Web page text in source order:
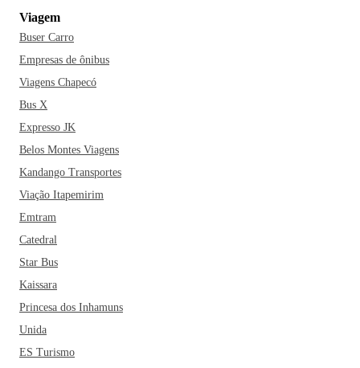
Viagem
Buser Carro
Empresas de ônibus
Viagens Chapecó
Bus X
Expresso JK
Belos Montes Viagens
Kandango Transportes
Viação Itapemirim
Emtram
Catedral
Star Bus
Kaissara
Princesa dos Inhamuns
Unida
ES Turismo